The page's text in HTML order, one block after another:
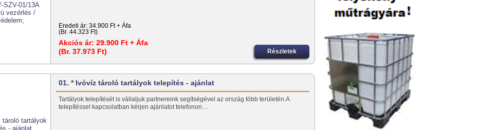
Eredeti ár: 34.900 Ft + Áfa
(Br. 44.323 Ft)
Akciós ár: 29.900 Ft + Áfa
(Br. 37.973 Ft)
Részletek
01. * Ivóvíz tároló tartályok telepítés - ajánlat
Tartályok telepítését is vállaljuk partnereink segítségével az ország több területén.A
telepítéssel kapcsolatban kérjen ajánlatot telefonon…